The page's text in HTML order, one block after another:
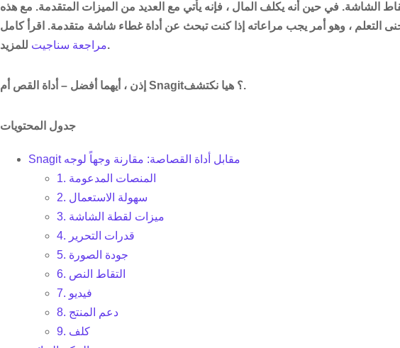
الشاشة. في حين أنه يكلف المال ، فإنه يأتي مع العديد من الميزات المتقدمة. مع هذه
التعلم ، وهو أمر يجب مراعاته إذا كنت تبحث عن أداة غطاء شاشة متقدمة. اقرأ كامل
مراجعة سناجيتللمزيد.
إذن ، أيهما أفضل – أداة القص أم Snagit؟ هيا نكتشف.
جدول المحتويات
Snagit مقابل أداة القصاصة: مقارنة وجهاً لوجه
1. المنصات المدعومة
2. سهولة الاستعمال
3. ميزات لقطة الشاشة
4. قدرات التحرير
5. جودة الصورة
6. التقاط النص
7. فيديو
8. دعم المنتج
9. كلف